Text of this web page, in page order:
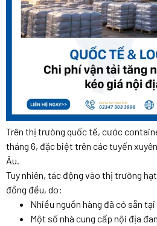
Trên thị trường quốc tế, cước
tháng 6, đặc biệt trên các tuyến
Âu.
Tuy nhiên, tác động vào thị trường
đồng đều, do:
Nhiều nguồn hàng đã có sẵn
Một số nhà cung cấp nội địa